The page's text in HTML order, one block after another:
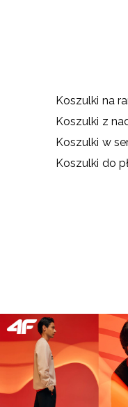
Koszulki na
Koszulki z
Koszulki w
Koszulki do